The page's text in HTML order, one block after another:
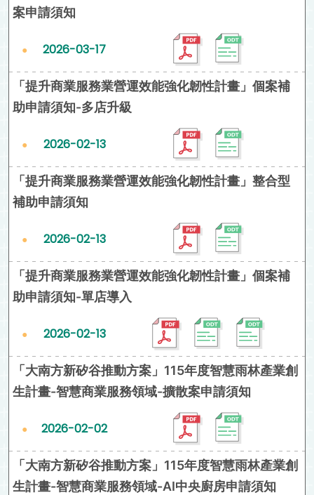
2026-03-17
案申請須知
2026-02-13
「提升商業服務業營運效能強化韌性計畫」個案補
助申請須知-多店升級
2026-02-13
「提升商業服務業營運效能強化韌性計畫」整合型
補助申請須知
2026-02-13
「提升商業服務業營運效能強化韌性計畫」個案補
助申請須知-單店導入
2026-02-02
「大南方新矽谷推動方案」115年度智慧雨林產業創
生計畫-智慧商業服務領域-擴散案申請須知
「大南方新矽谷推動方案」115年度智慧雨林產業創
生計畫-智慧商業服務領域-AI中央廚房申請須知